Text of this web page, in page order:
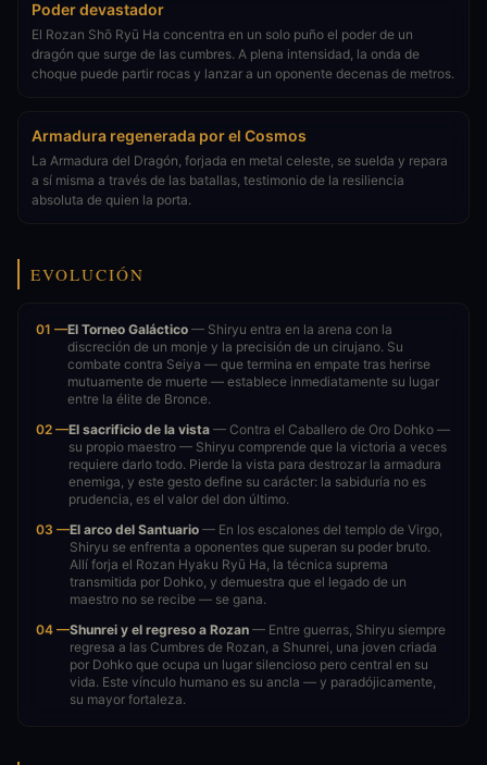
Poder devastador
El Rozan Shō Ryū Ha concentra en un solo puño el poder de un
dragón que surge de las cumbres. A plena intensidad, la onda de
choque puede partir rocas y lanzar a un oponente decenas de metros.
Armadura regenerada por el Cosmos
La Armadura del Dragón, forjada en metal celeste, se suelda y repara
a sí misma a través de las batallas, testimonio de la resiliencia
absoluta de quien la porta.
EVOLUCIÓN
01 —El Torneo Galáctico — Shiryu entra en la arena con la
discreción de un monje y la precisión de un cirujano. Su
combate contra Seiya — que termina en empate tras herirse
mutuamente de muerte — establece inmediatamente su lugar
entre la élite de Bronce.
02 —El sacrificio de la vista — Contra el Caballero de Oro Dohko —
su propio maestro — Shiryu comprende que la victoria a veces
requiere darlo todo. Pierde la vista para destrozar la armadura
enemiga, y este gesto define su carácter: la sabiduría no es
prudencia, es el valor del don último.
03 —El arco del Santuario — En los escalones del templo de Virgo,
Shiryu se enfrenta a oponentes que superan su poder bruto.
Allí forja el Rozan Hyaku Ryū Ha, la técnica suprema
transmitida por Dohko, y demuestra que el legado de un
maestro no se recibe — se gana.
04 —Shunrei y el regreso a Rozan — Entre guerras, Shiryu siempre
regresa a las Cumbres de Rozan, a Shunrei, una joven criada
por Dohko que ocupa un lugar silencioso pero central en su
vida. Este vínculo humano es su ancla — y paradójicamente,
su mayor fortaleza.